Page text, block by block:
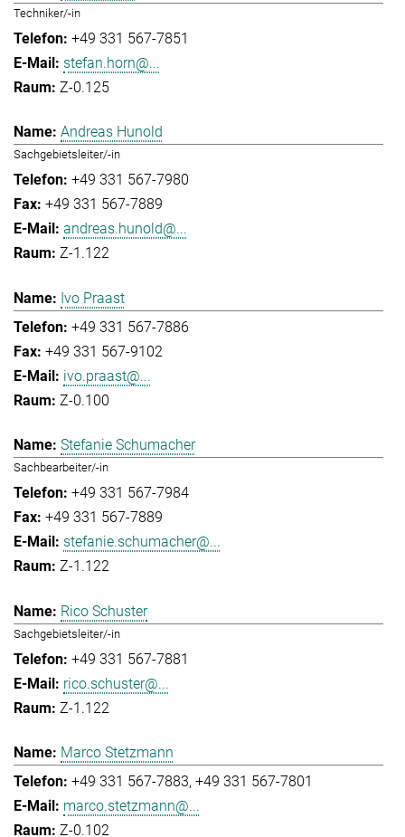
Techniker/-in
+49 331 567-7851
stefan.horn@...
Z-0.125
Andreas Hunold
Sachgebietsleiter/-in
+49 331 567-7980
+49 331 567-7889
andreas.hunold@...
Z-1.122
Ivo Praast
+49 331 567-7886
+49 331 567-9102
ivo.praast@...
Z-0.100
Stefanie Schumacher
Sachbearbeiter/-in
+49 331 567-7984
+49 331 567-7889
stefanie.schumacher@...
Z-1.122
Rico Schuster
Sachgebietsleiter/-in
+49 331 567-7881
rico.schuster@...
Z-1.122
Marco Stetzmann
+49 331 567-7883 +49 331 567-7801
marco.stetzmann@...
Z-0.102